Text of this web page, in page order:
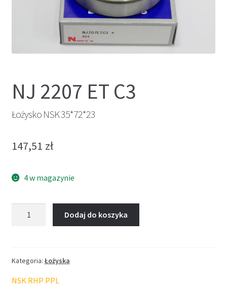
NJ 2207 ET C3
Łożysko NSK 35*72*23
147,51 zł
4 w magazynie
Dodaj do koszyka
Kategoria: Łożyska
NSK RHP PPL